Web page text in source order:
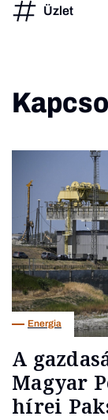
Üzlet
Energia
A
Magyar
hírei